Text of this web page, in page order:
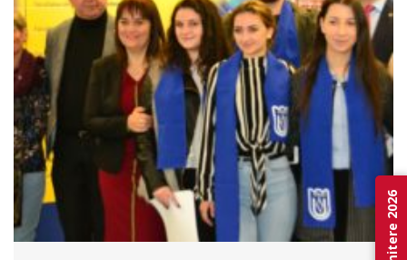
Admitere 2026